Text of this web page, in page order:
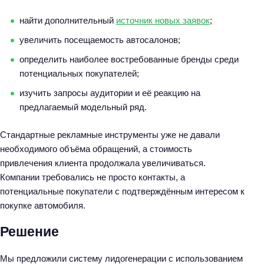
найти дополнительный источник новых заявок;
увеличить посещаемость автосалонов;
определить наиболее востребованные бренды среди
потенциальных покупателей;
изучить запросы аудитории и её реакцию на
предлагаемый модельный ряд.
Стандартные рекламные инструменты уже не давали
необходимого объёма обращений, а стоимость
привлечения клиента продолжала увеличиваться.
Компании требовались не просто контакты, а
потенциальные покупатели с подтверждённым интересом к
покупке автомобиля.
Решение
Мы предложили систему лидогенерации с использованием